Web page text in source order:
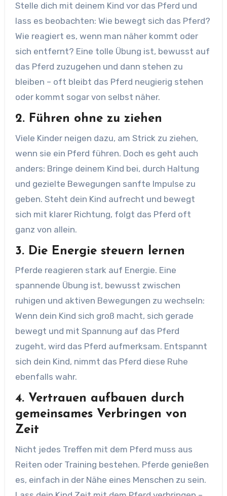
Stelle dich mit deinem Kind vor das Pferd und
lass es beobachten: Wie bewegt sich das Pferd?
Wie reagiert es, wenn man näher kommt oder
sich entfernt? Eine tolle Übung ist, bewusst auf
das Pferd zuzugehen und dann stehen zu
bleiben – oft bleibt das Pferd neugierig stehen
oder kommt sogar von selbst näher.
2. Führen ohne zu ziehen
Viele Kinder neigen dazu, am Strick zu ziehen,
wenn sie ein Pferd führen. Doch es geht auch
anders: Bringe deinem Kind bei, durch Haltung
und gezielte Bewegungen sanfte Impulse zu
geben. Steht dein Kind aufrecht und bewegt
sich mit klarer Richtung, folgt das Pferd oft
ganz von allein.
3. Die Energie steuern lernen
Pferde reagieren stark auf Energie. Eine
spannende Übung ist, bewusst zwischen
ruhigen und aktiven Bewegungen zu wechseln:
Wenn dein Kind sich groß macht, sich gerade
bewegt und mit Spannung auf das Pferd
zugeht, wird das Pferd aufmerksam. Entspannt
sich dein Kind, nimmt das Pferd diese Ruhe
ebenfalls wahr.
4. Vertrauen aufbauen durch
gemeinsames Verbringen von
Zeit
Nicht jedes Treffen mit dem Pferd muss aus
Reiten oder Training bestehen. Pferde genießen
es, einfach in der Nähe eines Menschen zu sein.